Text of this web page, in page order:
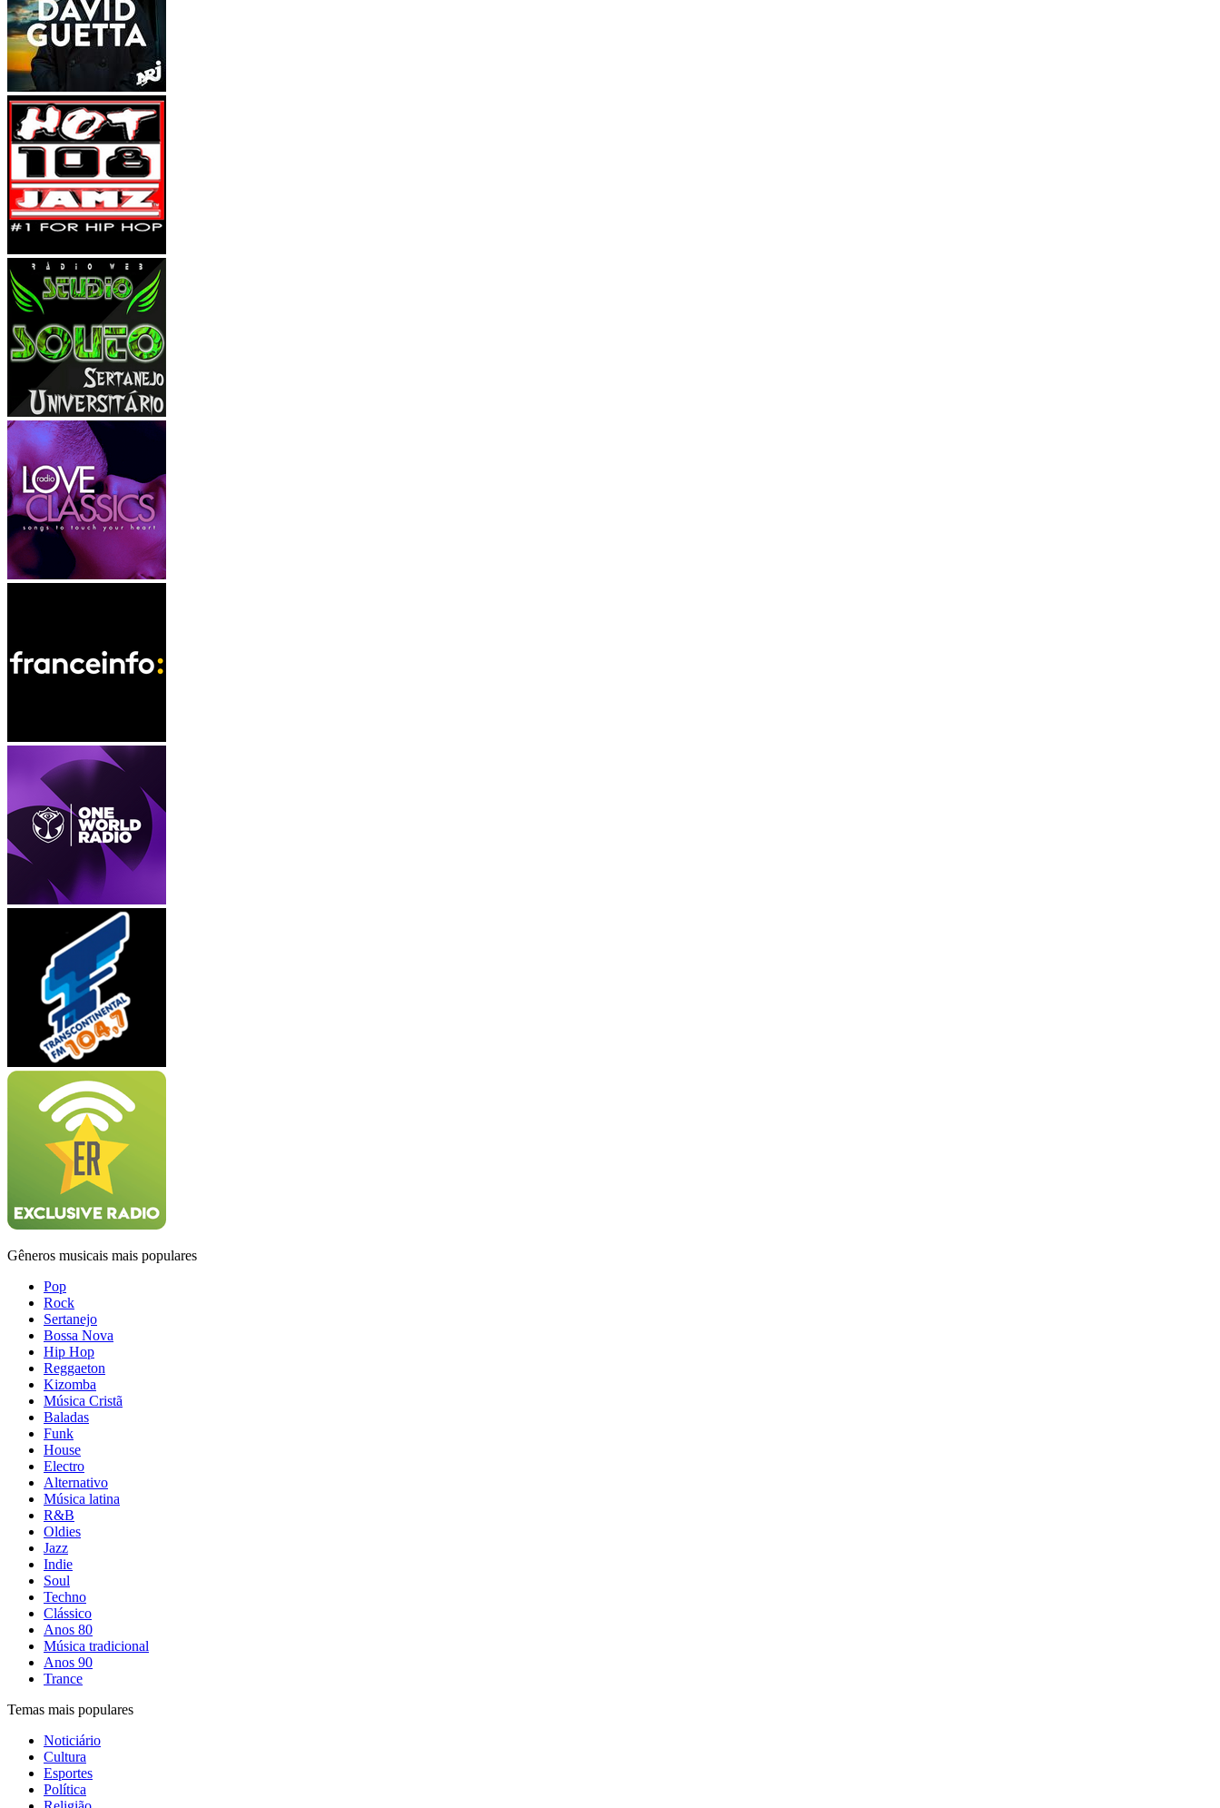
Gêneros musicais mais populares
Pop
Rock
Sertanejo
Bossa Nova
Hip Hop
Reggaeton
Kizomba
Música Cristã
Baladas
Funk
House
Electro
Alternativo
Música latina
R&B
Oldies
Jazz
Indie
Soul
Techno
Clássico
Anos 80
Música tradicional
Anos 90
Trance
Temas mais populares
Noticiário
Cultura
Esportes
Política